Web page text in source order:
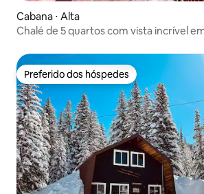
Cabana ⋅ Alta
Chalé de 5 quartos com vista incrível
Preferido dos hóspedes
Preferido dos hóspedes